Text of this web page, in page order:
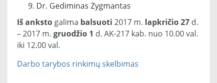
Dr. Gediminas Zygmantas
Iš anksto galima balsuoti 2017 m. lapkričio 27 d.
– 2017 m. gruodžio 1 d. AK-217 kab. nuo 10.00 val.
iki 12.00 val.
Darbo tarybos rinkimų skelbimas